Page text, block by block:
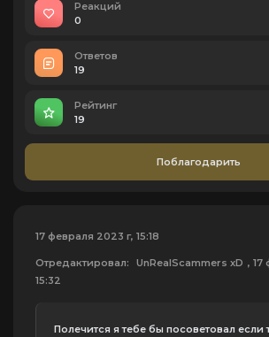
Реакций
0
Ответов
19
Рейтинг
19
Поблагодарить
17 февраля 2023 г, 15:18
Отредактировал: UnRealScammers xD , 17
15:32
Полечится я тебе бы посоветовал если